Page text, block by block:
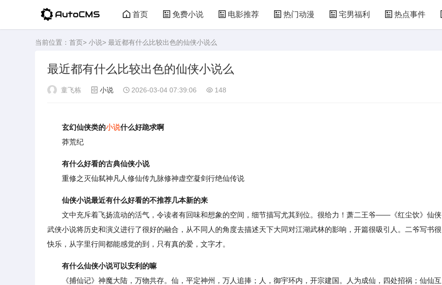
首页 免费小说 电影推荐 热门动漫 宅男福利 热点事件
当前位置： 首页> 小说> 最近都有什么比较出色的仙侠小说么
最近都有什么比较出色的仙侠小说么
童飞栋 小说 2026-03-04 07:39:06 148
玄幻仙侠类的小说什么好跪求啊
莽荒纪
有什么好看的古典仙侠小说
重修之灭仙弑神凡人修仙传九脉修神虚空凝剑行绝仙传说
仙侠小说最近有什么好看的不推荐几本新的来
文中充斥着飞扬流动的活气，令读者有回味和想象的空间，细节描写尤其到位。很给力！萧二王爷——《红尘饮》仙侠
武侠小说将历史和演义进行了很好的融合，从不同人的角度去描述天下大同对江湖武林的影响，开篇很吸引人。二爷写书很
快乐，从字里行间都能感觉的到，只有真的爱，文字才。
有什么仙侠小说可以安利的嘛
《捕仙记》神魔大陆，万物共存。仙，平定神州，万人追捧；人，御宇环内，开宗建国。人为成仙，四处招祸；仙仙互